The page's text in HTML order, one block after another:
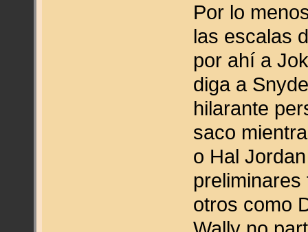
Por lo
las escalas
por ahí a
diga a
hilarante
saco
o Hal
otros como